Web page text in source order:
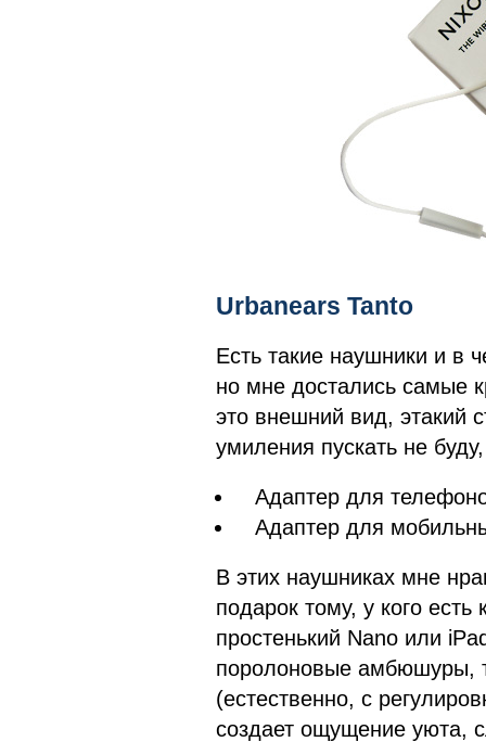
Urbanears Tanto
Есть такие наушники и в
но мне достались самые
это внешний вид, этакий
умиления пускать не
Адаптер для
Адаптер для
В этих наушниках мне
подарок тому, у кого есть
простенький Nano или
поролоновые амбюшуры,
(естественно, с
создает ощущение уюта,